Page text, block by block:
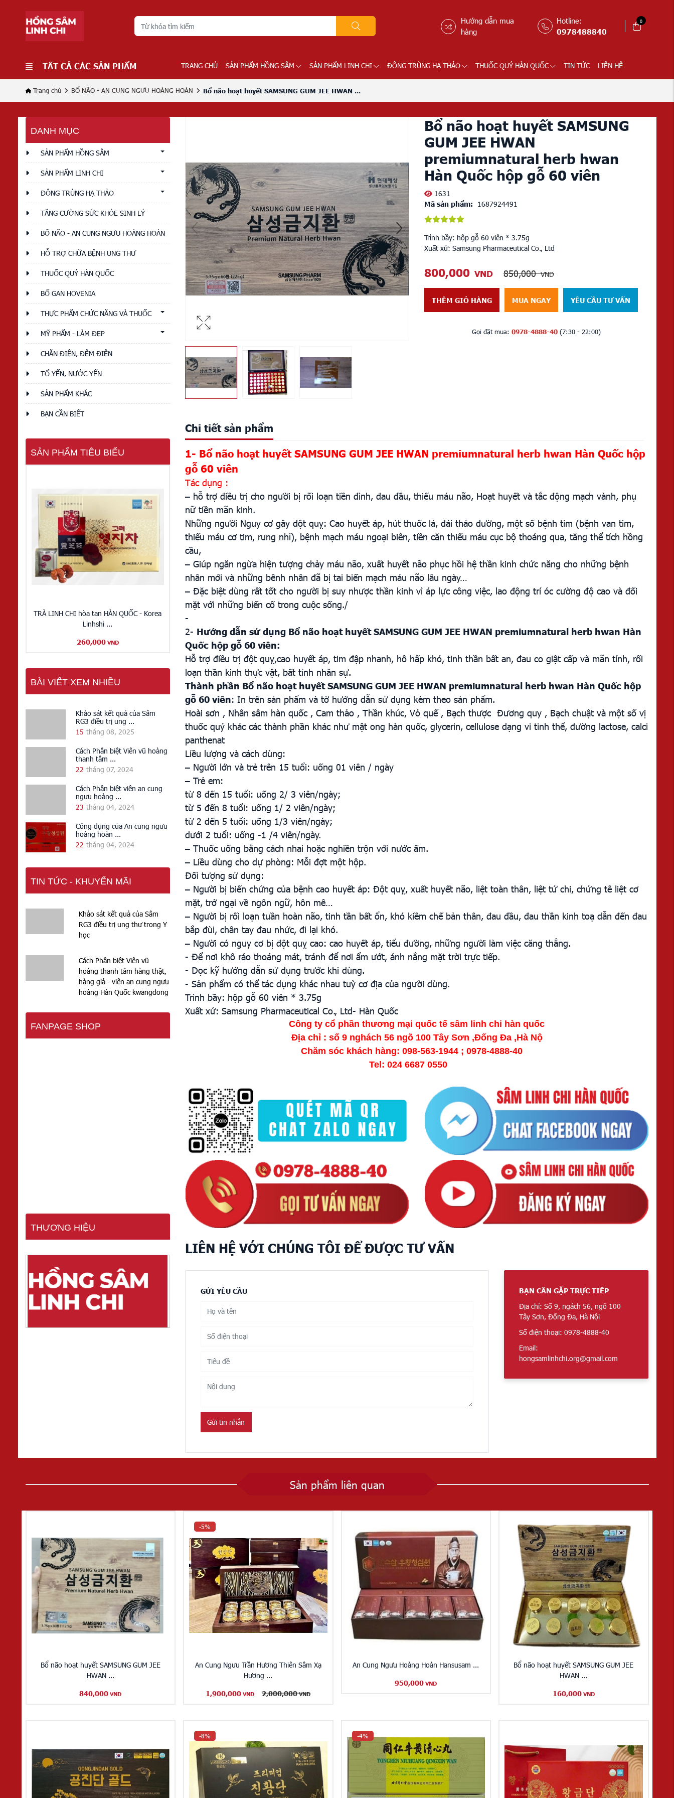
Hướng dẫn mua
hàng
Hotline:
0978488840
0
TẤT CẢ CÁC SẢN PHẨM TRANG CHỦ SẢN PHẨM HỒNG SÂM SẢN PHẨM LINH CHI ĐÔNG TRÙNG HẠ THẢO THUỐC QUÝ HÀN QUỐC TIN TỨC LIÊN HỆ
Trang chủ BỔ NÃO - AN CUNG NGƯU HOÀNG HOÀN Bổ não hoạt huyết SAMSUNG GUM JEE HWAN ...
DANH MỤC
SẢN PHẨM HỒNG SÂM
SẢN PHẨM LINH CHI
ĐÔNG TRÙNG HẠ THẢO
TĂNG CƯỜNG SỨC KHỎE SINH LÝ
BỔ NÃO - AN CUNG NGƯU HOÀNG HOÀN
HỖ TRỢ CHỮA BỆNH UNG THƯ
THUỐC QUÝ HÀN QUỐC
BỔ GAN HOVENIA
THỰC PHẨM CHỨC NĂNG VÀ THUỐC
MỸ PHẨM - LÀM ĐẸP
CHĂN ĐIỆN, ĐỆM ĐIỆN
TỔ YẾN, NƯỚC YẾN
SẢN PHẨM KHÁC
BẠN CẦN BIẾT
SẢN PHẨM TIÊU BIỂU
TRÀ LINH CHI hòa tan HÀN QUỐC - Korea
Linhshi ...
260,000 VND
BÀI VIẾT XEM NHIỀU
Khảo sát kết quả của Sâm
RG3 điều trị ung ...
15 tháng 08, 2025
Cách Phân biệt Viên vũ hoàng
thanh tâm ...
22 tháng 07, 2024
Cách Phân biệt viên an cung
ngưu hoàng ...
23 tháng 04, 2024
Công dụng của An cung ngưu
hoàng hoàn ...
22 tháng 04, 2024
TIN TỨC - KHUYẾN MÃI
Khảo sát kết quả của Sâm
RG3 điều trị ung thư trong Y
học
Cách Phân biệt Viên vũ
hoàng thanh tâm hàng thật,
hàng giả - viên an cung ngưu
hoàng Hàn Quốc kwangdong
FANPAGE SHOP
THƯƠNG HIỆU
Bổ não hoạt huyết SAMSUNG
GUM JEE HWAN
premiumnatural herb hwan
Hàn Quốc hộp gỗ 60 viên
1631
Mã sản phẩm: 1687924491
Trình bầy: hộp gỗ 60 viên * 3.75g
Xuất xứ: Samsung Pharmaceutical Co., Ltd
800,000 VND 850,000VND
THÊM GIỎ HÀNG MUA NGAY YÊU CẦU TƯ VẤN
Gọi đặt mua:0978-4888-40 (7:30 - 22:00)
Chi tiết sản phẩm
1- Bổ não hoạt huyết SAMSUNG GUM JEE HWAN premiumnatural herb hwan Hàn Quốc hộp
gỗ 60 viên
Tác dụng :
– hỗ trợ điều trị cho người bị rối loạn tiền đình, đau đầu, thiếu máu não, Hoạt huyết và tắc động mạch vành, phụ
nữ tiền mãn kinh.
Những người Nguy cơ gây đột quỵ: Cao huyết áp, hút thuốc lá, đái tháo đường, một số bệnh tim (bệnh van tim,
thiếu máu cơ tim, rung nhĩ), bệnh mạch máu ngoại biên, tiền căn thiếu máu cục bộ thoáng qua, tăng thể tích hồng
cầu,
– Giúp ngăn ngừa hiện tượng chảy máu não, xuất huyết não phục hồi hệ thần kinh chức năng cho những bệnh
nhân mới và những bênh nhân đã bị tai biến mạch máu não lâu ngày…
– Đặc biệt dùng rất tốt cho người bị suy nhược thần kinh vì áp lực công việc, lao động trí óc cường độ cao và đối
mặt với những biến cố trong cuộc sống./
-
2- Hướng dẫn sử dụng Bổ não hoạt huyết SAMSUNG GUM JEE HWAN premiumnatural herb hwan Hàn
Quốc hộp gỗ 60 viên:
Hỗ trợ điều trị đột quỵ,cao huyết áp, tim đập nhanh, hô hấp khó, tinh thần bất an, đau co giật cấp và mãn tính, rối
loạn thần kinh thực vật, bất tỉnh nhân sự.
Thành phần Bổ não hoạt huyết SAMSUNG GUM JEE HWAN premiumnatural herb hwan Hàn Quốc hộp
gỗ 60 viên: In trên sản phẩm và tờ hướng dẫn sử dụng kèm theo sản phẩm.
Hoài sơn , Nhân sâm hàn quốc , Cam thảo , Thần khúc, Vỏ quế , Bạch thược Đương quy , Bạch chuật và một số vị
thuốc quý khác các thành phần khác như mật ong hàn quốc, glycerin, cellulose dạng vi tinh thể, đường lactose, calci
panthenat
Liều lượng và cách dùng:
– Người lớn và trẻ trên 15 tuổi: uống 01 viên / ngày
– Trẻ em:
từ 8 đến 15 tuổi: uống 2/ 3 viên/ngày;
từ 5 đến 8 tuổi: uống 1/ 2 viên/ngày;
từ 2 đến 5 tuổi: uống 1/3 viên/ngày;
dưới 2 tuổi: uống -1 /4 viên/ngày.
– Thuốc uống bằng cách nhai hoặc nghiền trộn với nước ấm.
– Liều dùng cho dự phòng: Mỗi đợt một hộp.
Đối tượng sử dụng:
– Người bị biến chứng của bệnh cao huyết áp: Đột quỵ, xuất huyết não, liệt toàn thân, liệt tứ chi, chứng tê liệt cơ
mặt, trở ngại về ngôn ngữ, hôn mê…
– Người bị rối loạn tuần hoàn não, tinh tần bất ổn, khó kiềm chế bản thân, đau đầu, đau thần kinh toạ dẫn đến đau
bắp đùi, chân tay đau nhức, đi lại khó.
– Người có nguy cơ bị đột quỵ cao: cao huyết áp, tiểu đường, những người làm việc căng thẳng.
- Để nơi khô ráo thoáng mát, tránh để nơi ẩm ướt, ánh nắng mặt trời trực tiếp.
- Đọc kỹ hướng dẫn sử dụng trước khi dùng.
- Sản phẩm có thể tác dụng khác nhau tuỳ cơ địa của người dùng.
Trình bầy: hộp gỗ 60 viên * 3.75g
Xuất xứ: Samsung Pharmaceutical Co., Ltd- Hàn Quốc
Công ty cổ phần thương mại quốc tế sâm linh chi hàn quốc
Địa chỉ : số 9 nghách 56 ngõ 100 Tây Sơn ,Đống Đa ,Hà Nộ
Chăm sóc khách hàng: 098-563-1944 ; 0978-4888-40
Tel: 024 6687 0550
LIÊN HỆ VỚI CHÚNG TÔI ĐỂ ĐƯỢC TƯ VẤN
GỬI YÊU CẦU
Gửi tin nhắn
BẠN CẦN GẶP TRỰC TIẾP
Địa chỉ: Số 9, ngách 56, ngõ 100
Tây Sơn, Đống Đa, Hà Nội
Số điện thoại: 0978-4888-40
Email:
hongsamlinhchi.org@gmail.com
Sản phẩm liên quan
Bổ não hoạt huyết SAMSUNG GUM JEE
HWAN ...
840,000 VND
-5%
An Cung Ngưu Trần Hương Thiên Sâm Xạ
Hương ...
1,900,000 VND 2,000,000 VND
An Cung Ngưu Hoàng Hoàn Hansusam ...
950,000 VND
Bổ não hoạt huyết SAMSUNG GUM JEE
HWAN ...
160,000 VND
-8% -4%